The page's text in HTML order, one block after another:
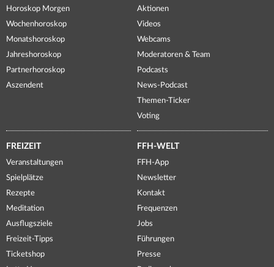
Horoskop Morgen
Wochenhoroskop
Monatshoroskop
Jahreshoroskop
Partnerhoroskop
Aszendent
Aktionen
Videos
Webcams
Moderatoren & Team
Podcasts
News-Podcast
Themen-Ticker
Voting
FREIZEIT
Veranstaltungen
Spielplätze
Rezepte
Meditation
Ausflugsziele
Freizeit-Tipps
Ticketshop
FFH-WELT
FFH-App
Newsletter
Kontakt
Frequenzen
Jobs
Führungen
Presse